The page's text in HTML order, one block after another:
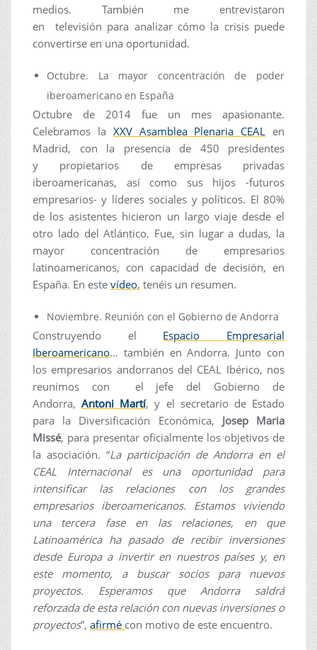
medios. También me entrevistaron
en televisión para analizar cómo la crisis puede
convertirse en una oportunidad.
Octubre. La mayor concentración de poder
iberoamericano en España
Octubre de 2014 fue un mes apasionante.
Celebramos la XXV Asamblea Plenaria CEAL en
Madrid, con la presencia de 450 presidentes
y propietarios de empresas privadas
iberoamericanas, así como sus hijos -futuros
empresarios- y líderes sociales y políticos. El 80%
de los asistentes hicieron un largo viaje desde el
otro lado del Atlántico. Fue, sin lugar a dudas, la
mayor concentración de empresarios
latinoamericanos, con capacidad de decisión, en
España. En este vídeo, tenéis un resumen.
Noviembre. Reunión con el Gobierno de Andorra
Construyendo el Espacio Empresarial
Iberoamericano… también en Andorra. Junto con
los empresarios andorranos del CEAL Ibérico, nos
reunimos con el jefe del Gobierno de
Andorra,Antoni Martí, y el secretario de Estado
para la Diversificación Económica, Josep Maria
Missé, para presentar oficialmente los objetivos de
la asociación. “La participación de Andorra en el
CEAL Internacional es una oportunidad para
intensificar las relaciones con los grandes
empresarios iberoamericanos. Estamos viviendo
una tercera fase en las relaciones, en que
Latinoamérica ha pasado de recibir inversiones
desde Europa a invertir en nuestros países y, en
este momento, a buscar socios para nuevos
proyectos. Esperamos que Andorra saldrá
reforzada de esta relación con nuevas inversiones o
proyectos”, afirmé con motivo de este encuentro.